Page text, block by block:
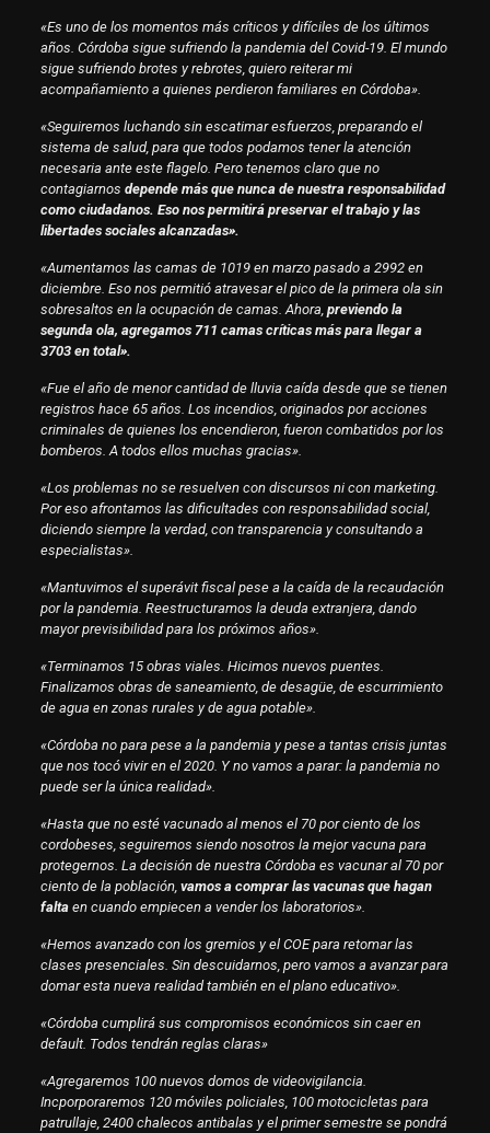
«Es uno de los momentos más críticos y difíciles de los últimos
años. Córdoba sigue sufriendo la pandemia del Covid-19. El mundo
sigue sufriendo brotes y rebrotes, quiero reiterar mi
acompañamiento a quienes perdieron familiares en Córdoba».
«Seguiremos luchando sin escatimar esfuerzos, preparando el
sistema de salud, para que todos podamos tener la atención
necesaria ante este flagelo. Pero tenemos claro que no
contagiarnos depende más que nunca de nuestra responsabilidad
como ciudadanos. Eso nos permitirá preservar el trabajo y las
libertades sociales alcanzadas».
«Aumentamos las camas de 1019 en marzo pasado a 2992 en
diciembre. Eso nos permitió atravesar el pico de la primera ola sin
sobresaltos en la ocupación de camas. Ahora, previendo la
segunda ola, agregamos 711 camas críticas más para llegar a
3703 en total».
«Fue el año de menor cantidad de lluvia caída desde que se tienen
registros hace 65 años. Los incendios, originados por acciones
criminales de quienes los encendieron, fueron combatidos por los
bomberos. A todos ellos muchas gracias».
«Los problemas no se resuelven con discursos ni con marketing.
Por eso afrontamos las dificultades con responsabilidad social,
diciendo siempre la verdad, con transparencia y consultando a
especialistas».
«Mantuvimos el superávit fiscal pese a la caída de la recaudación
por la pandemia. Reestructuramos la deuda extranjera, dando
mayor previsibilidad para los próximos años».
«Terminamos 15 obras viales. Hicimos nuevos puentes.
Finalizamos obras de saneamiento, de desagüe, de escurrimiento
de agua en zonas rurales y de agua potable».
«Córdoba no para pese a la pandemia y pese a tantas crisis juntas
que nos tocó vivir en el 2020. Y no vamos a parar: la pandemia no
puede ser la única realidad».
«Hasta que no esté vacunado al menos el 70 por ciento de los
cordobeses, seguiremos siendo nosotros la mejor vacuna para
protegernos. La decisión de nuestra Córdoba es vacunar al 70 por
ciento de la población, vamos a comprar las vacunas que hagan
faltaen cuando empiecen a vender los laboratorios».
«Hemos avanzado con los gremios y el COE para retomar las
clases presenciales. Sin descuidarnos, pero vamos a avanzar para
domar esta nueva realidad también en el plano educativo».
«Córdoba cumplirá sus compromisos económicos sin caer en
default. Todos tendrán reglas claras»
«Agregaremos 100 nuevos domos de videovigilancia.
Incporporaremos 120 móviles policiales, 100 motocicletas para
patrullaje, 2400 chalecos antibalas y el primer semestre se pondrá